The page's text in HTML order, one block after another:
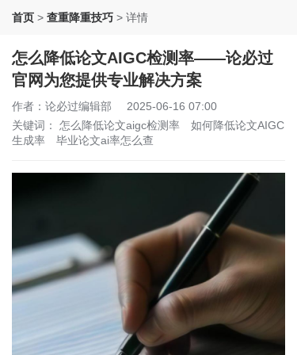
首页 > 查重降重技巧 > 详情
怎么降低论文AIGC检测率——论必过
官网为您提供专业解决方案
作者：论必过编辑部
2025-06-16 07:00
关键词： 怎么降低论文aigc检测率
如何降低论文AIGC
生成率
毕业论文ai率怎么查